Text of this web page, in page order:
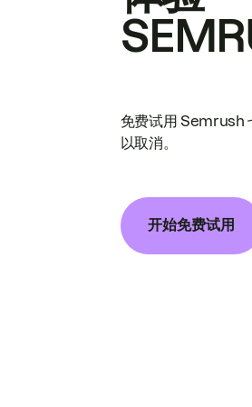
免费试用 Semrush
以取消。
开始免费试用